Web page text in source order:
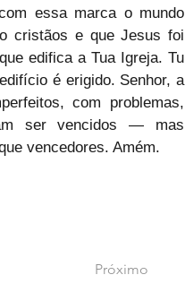
essa marca o mundo
cristãos e que Jesus foi
edifica a Tua Igreja. Tu
é erigido. Senhor, a
com problemas,
ser vencidos — mas
vencedores. Amém.
Próximo